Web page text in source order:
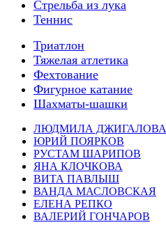
Стрельба из лука
Теннис
Триатлон
Тяжелая атлетика
Фехтование
Фигурное катание
Шахматы-шашки
ЛЮДМИЛА ДЖИГАЛОВА
ЮРИЙ ПОЯРКОВ
РУСТАМ ШАРИПОВ
ЯНА КЛОЧКОВА
ВИТА ПАВЛЫШ
ВАНДА МАСЛОВСКАЯ
ЕЛЕНА РЕПКО
ВАЛЕРИЙ ГОНЧАРОВ